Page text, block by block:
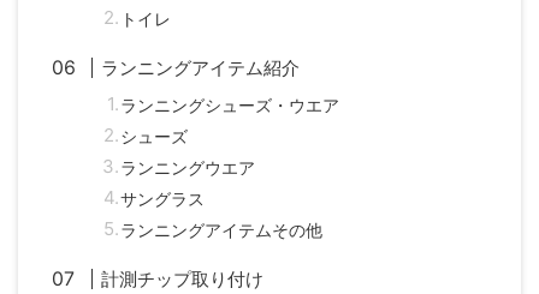
トイレ
ランニングアイテム紹介
ランニングシューズ・ウエア
シューズ
ランニングウエア
サングラス
ランニングアイテムその他
計測チップ取り付け